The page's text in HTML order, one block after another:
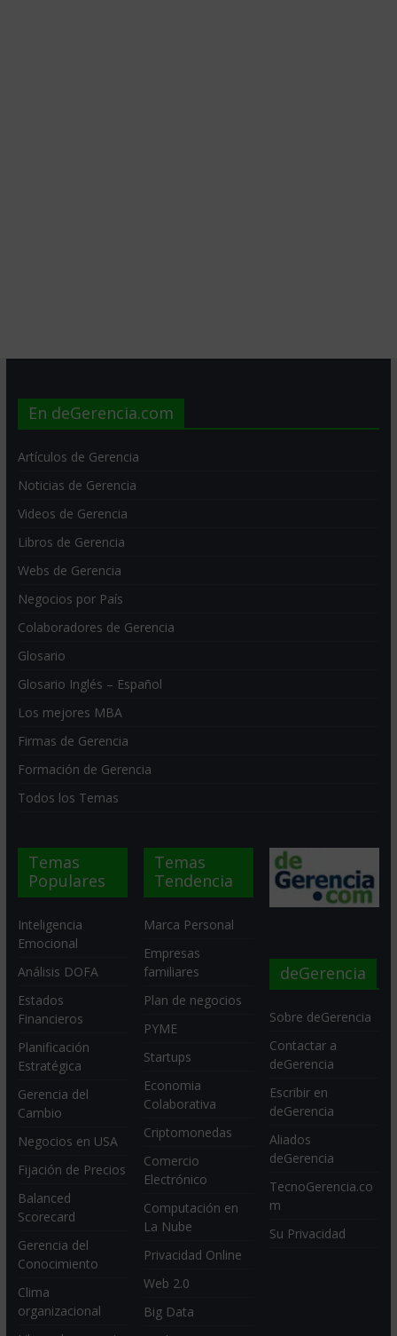
En deGerencia.com
Artículos de Gerencia
Noticias de Gerencia
Videos de Gerencia
Libros de Gerencia
Webs de Gerencia
Negocios por País
Colaboradores de Gerencia
Glosario
Glosario Inglés – Español
Los mejores MBA
Firmas de Gerencia
Formación de Gerencia
Todos los Temas
Temas
Populares
Inteligencia
Emocional
Análisis DOFA
Estados
Financieros
Planificación
Estratégica
Gerencia del
Cambio
Negocios en USA
Fijación de Precios
Balanced
Scorecard
Gerencia del
Conocimiento
Clima
organizacional
Temas
Tendencia
Marca Personal
Empresas
familiares
Plan de negocios
PYME
Startups
Economia
Colaborativa
Criptomonedas
Comercio
Electrónico
Computación en
La Nube
Privacidad Online
Web 2.0
Big Data
deGerencia
Sobre deGerencia
Contactar a
deGerencia
Escribir en
deGerencia
Aliados
deGerencia
TecnoGerencia.co
m
Su Privacidad